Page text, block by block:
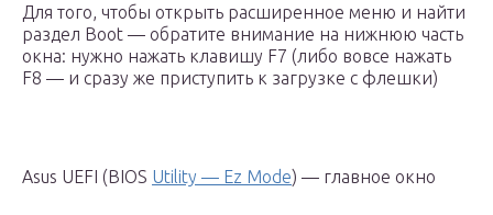
Для того, чтобы открыть расширенное меню и найти
раздел Boot — обратите внимание на нижнюю часть
окна: нужно нажать клавишу F7 (либо вовсе нажать
F8 — и сразу же приступить к загрузке с флешки)
Asus UEFI (BIOS Utility — Ez Mode) — главное окно